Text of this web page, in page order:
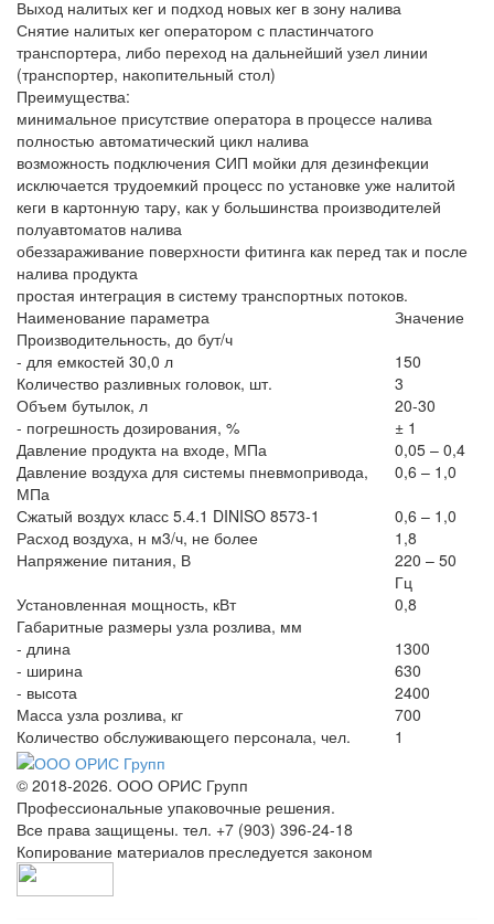
Выход налитых кег и подход новых кег в зону налива
Снятие налитых кег оператором с пластинчатого
транспортера, либо переход на дальнейший узел линии
(транспортер, накопительный стол)
Преимущества:
минимальное присутствие оператора в процессе налива
полностью автоматический цикл налива
возможность подключения СИП мойки для дезинфекции
исключается трудоемкий процесс по установке уже налитой
кеги в картонную тару, как у большинства производителей
полуавтоматов налива
обеззараживание поверхности фитинга как перед так и после
налива продукта
простая интеграция в систему транспортных потоков.
Наименование параметра
Значение
Производительность, до бут/ч
- для емкостей 30,0 л
150
Количество разливных головок, шт.
3
Объем бутылок, л
20-30
- погрешность дозирования, %
± 1
Давление продукта на входе, МПа
0,05 – 0,4
Давление воздуха для системы пневмопривода,
МПа
0,6 – 1,0
Сжатый воздух класс 5.4.1 DINISO 8573-1
0,6 – 1,0
Расход воздуха, н м3/ч, не более
1,8
Напряжение питания, В
220 – 50
Гц
Установленная мощность, кВт
0,8
Габаритные размеры узла розлива, мм
- длина
1300
- ширина
630
- высота
2400
Масса узла розлива, кг
700
Количество обслуживающего персонала, чел.
1
© 2018-2026. ООО ОРИС Групп
Профессиональные упаковочные решения.
Все права защищены. тел. +7 (903) 396-24-18
Копирование материалов преследуется законом